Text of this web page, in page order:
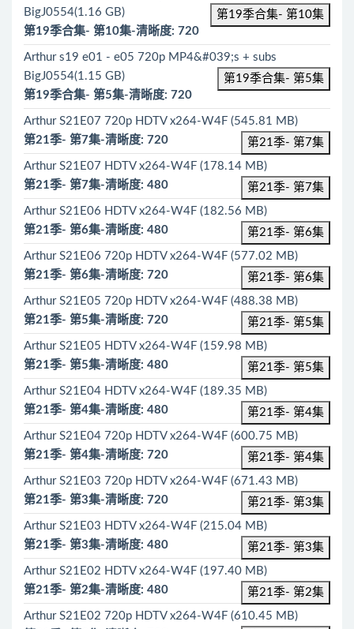
BigJ0554(1.16 GB)
第19季合集- 第10集
第19季合集- 第10集-清晰度: 720
Arthur s19 e01 - e05 720p MP4&#039;s + subs
BigJ0554(1.15 GB)
第19季合集- 第5集
第19季合集- 第5集-清晰度: 720
Arthur S21E07 720p HDTV x264-W4F (545.81 MB)
第21季- 第7集
第21季- 第7集-清晰度: 720
Arthur S21E07 HDTV x264-W4F (178.14 MB)
第21季- 第7集
第21季- 第7集-清晰度: 480
Arthur S21E06 HDTV x264-W4F (182.56 MB)
第21季- 第6集
第21季- 第6集-清晰度: 480
Arthur S21E06 720p HDTV x264-W4F (577.02 MB)
第21季- 第6集
第21季- 第6集-清晰度: 720
Arthur S21E05 720p HDTV x264-W4F (488.38 MB)
第21季- 第5集
第21季- 第5集-清晰度: 720
Arthur S21E05 HDTV x264-W4F (159.98 MB)
第21季- 第5集
第21季- 第5集-清晰度: 480
Arthur S21E04 HDTV x264-W4F (189.35 MB)
第21季- 第4集
第21季- 第4集-清晰度: 480
Arthur S21E04 720p HDTV x264-W4F (600.75 MB)
第21季- 第4集
第21季- 第4集-清晰度: 720
Arthur S21E03 720p HDTV x264-W4F (671.43 MB)
第21季- 第3集
第21季- 第3集-清晰度: 720
Arthur S21E03 HDTV x264-W4F (215.04 MB)
第21季- 第3集
第21季- 第3集-清晰度: 480
Arthur S21E02 HDTV x264-W4F (197.40 MB)
第21季- 第2集
第21季- 第2集-清晰度: 480
Arthur S21E02 720p HDTV x264-W4F (610.45 MB)